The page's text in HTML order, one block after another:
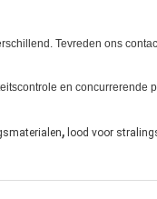
Tevreden ons
en concurrerende
, lood voor